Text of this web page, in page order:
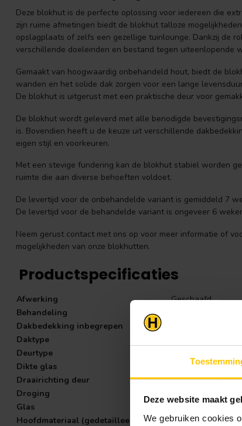
Deze website maakt
We gebruiken cookies
Deze blokhut is de perfecte oplossing voor iedereen die
zijn ruime afmetingen biedt de blokhut talloze
opslagplaats of zelfs een gezellige tuinlounge. Dankzij de
verschillende doeleinden en bestand tegen uiteenlopende
Gemaakt van hoogwaardig onbehandeld hout, biedt de
wanden en het solide dak zorgen voor een lange
De blokhut is uitgerust met een praktische deur voor
De blokhut wordt geleverd met alle benodigde
is. Bovendien heeft u de keuze uit verschillende
eigen stijl en voorkeuren.
Met een stevige fundering kan de blokhut stabiel worden
ruimte die aan diverse behoeften voldoet.
De levertijd voor de onbehandelde variant is gemiddeld 7
De levertijd voor de behandelde variant is ongeveer 6
Neem gerust contact met ons op voor meer informatie of
mogelijkheden van onze blokhutten.
Productspecificaties
Afwerking
Geschaafd
Behandeling
Dakbedekking inbegrepen
Daktype
Deurtype
Dikte glas
3-6-3mm
Draairichting deur
Rechts
Droging
Gedroogd
Glas
Hoofdmateriaal (gedetailleerd)
Vuren